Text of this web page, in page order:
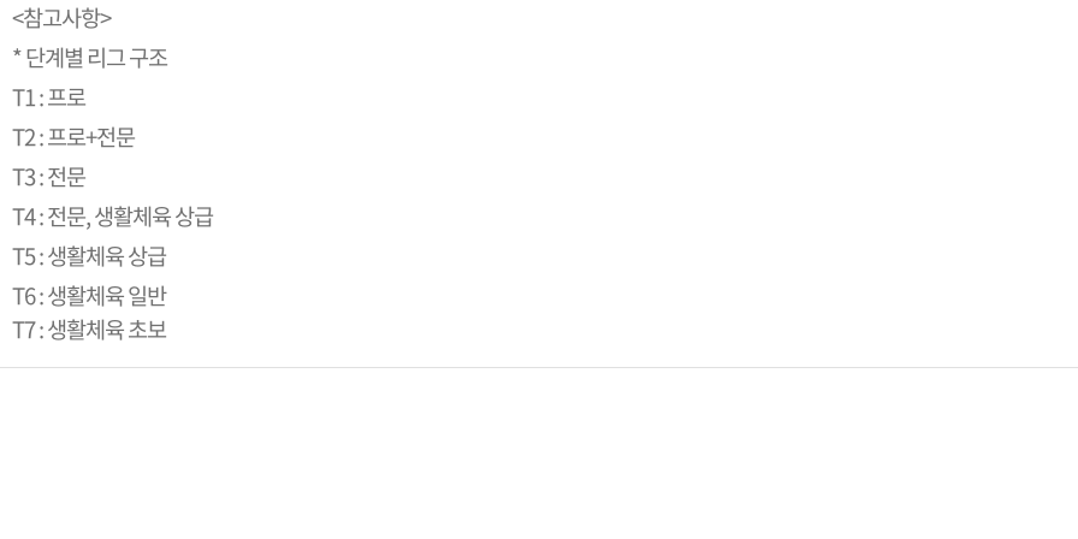
<참고사항>
* 단계별 리그 구조
T1 : 프로
T2 : 프로+전문
T3 : 전문
T4 : 전문, 생활체육 상급
T5 : 생활체육 상급
T6 : 생활체육 일반
T7 : 생활체육 초보